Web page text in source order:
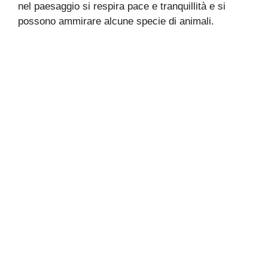
nel paesaggio si respira pace e tranquillità e si
possono ammirare alcune specie di animali.